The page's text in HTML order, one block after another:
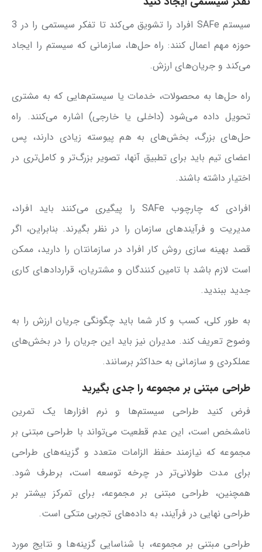
سیستم SAFe افراد را تشویق می‌کند تا تفکر سیستمی را در 3
حوزه مهم اعمال کنند: راه حل‌ها، سازمانی که سیستم را ایجاد
می‌کند و جریان‌های ارزش.
راه‌ حل‌ها به محصولات، خدمات یا سیستم‌هایی که به مشتری
تحویل داده می‌شود (داخلی یا خارجی) اشاره می‌کنند. راه
حل‌های بزرگ، بخش‌های به هم پیوسته زیادی دارند، پس
اعضای تیم باید برای تطبیق آنها، تصویر بزرگ‌تر و کامل‌تری در
اختیار داشته باشند.
افرادی که چارچوب SAFe را پیگیری می‌کنند باید افراد،
مدیریت و فرآیندهای سازمان را در نظر بگیرند. بنابراین، اگر
قصد بهینه سازی روش کار افراد در سازمانتان را دارید، ممکن
است لازم باشد با تامین کنندگان و مشتریان، قراردادهای کاری
جدید ببندید.
به طور کلی، کسب و کار شما باید چگونگی جریان ارزش را به
وضوح تعریف کند. مدیران نیز باید این جریان را در بخش‌های
عملکردی و سازمانی به حداکثر برسانند.
طراحی مبتنی بر مجموعه را جدی بگیرید
فرض کنید طراحی سیستم‌ها و نرم افزارها یک تمرین
نامشخص است، این عدم قطعیت می‌تواند با طراحی مبتنی بر
مجموعه که نیازمند حفظ الزامات متعدد و گزینه‌های طراحی
برای مدت طولانی‌تر در چرخه توسعه است، برطرف شود.
همچنین، طراحی مبتنی بر مجموعه، برای تمرکز بیشتر بر
طراحی نهایی در فرآیند، به داده‌های تجربی متکی است.
طراحی مبتنی بر مجموعه، با شناسایی گزینه‌ها و نتایج مورد